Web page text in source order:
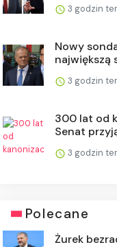
3 godzin
Nowy
największą
3 godzin
300 lat od
Senat
3 godzin
Polecane
Żurek